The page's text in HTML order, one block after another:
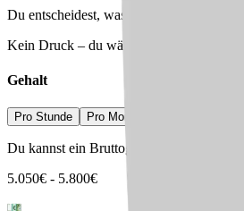
Du entscheidest, was passt
Kein Druck – du wählst den Arbeitgeber,
Gehalt
Pro Stunde Pro Monat
Du kannst ein Bruttogehalt erwarten von
5.050€ - 5.800€